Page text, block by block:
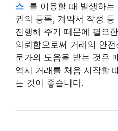
스 를 이용할 때 발생하
권의 등록, 계약서 작성
진행해 주기 때문에 필요
의뢰함으로써 거래의 안
문가의 도움을 받는 것은
역시 거래를 처음 시작할
는 것이 좋습니다.